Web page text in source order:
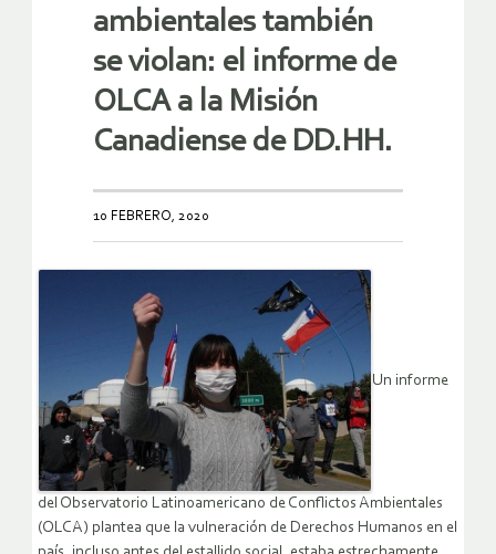
ambientales también
se violan: el informe de
OLCA a la Misión
Canadiense de DD.HH.
10 FEBRERO, 2020
Un informe
del Observatorio Latinoamericano de Conflictos Ambientales
(OLCA) plantea que la vulneración de Derechos Humanos en el